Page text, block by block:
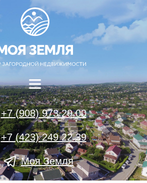
+7 (908) 973 29 00
+7 (423) 249 22 39
Моя Земля